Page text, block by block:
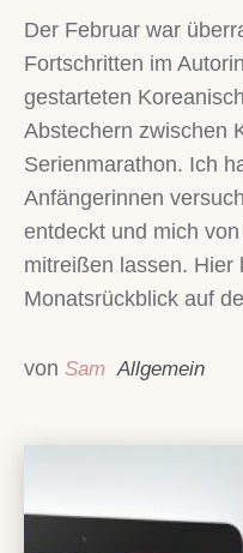
Der Februar war
Fortschritten im
gestarteten
Abstechern zwischen
Serienmarathon. Ich
Anfängerinnen
entdeckt und mich
mitreißen lassen. Hier
Monatsrückblick auf
von Sam Allgemein